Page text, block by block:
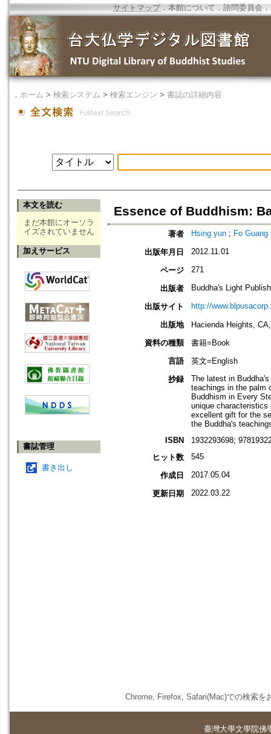
サイトマップ．本館について ． 諮問委員会 ．
． ホーム > 検索システム > 検索エンジン > 書誌の詳細内容
本文を読む
まだ本館にオーソラ
イズされていません
加えサービス
書誌管理
書き出し
Essence of Buddhism:
著者 Hsing yun ; Fo
出版年月日 2012.11.01
ページ 271
出版者 Buddha's Light
出版サイト http://
出版地
Hacienda Heights,
資料の種類
書籍=Book
言語
英文=English
抄録
The latest in
teachings in the palm
Buddhism in Every
unique
excellent gift for the
the Buddha's
ISBN
1932293698;
ヒット数
545
作成日 2017.05.04
更新日期 2022.03.22
Chrome, Firefox, Safari(Mac)での検索を
臺灣大學文學院佛